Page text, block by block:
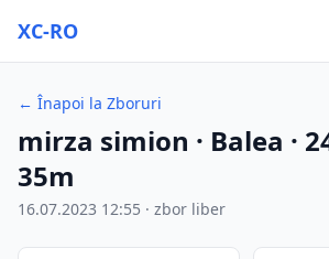
XC-RO
← Înapoi la Zboruri
mirza simion · Balea ·
35m
16.07.2023 12:55 · zbor liber